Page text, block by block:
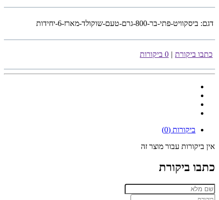
דגם: ביסקוויט-פתי-בר-800-גרם-טעם-שוקולד-מארז-6-יחידות
כתבו ביקורת | 0 ביקורות
ביקורות (0)
אין ביקורות עבור מוצר זה
כתבו ביקורת